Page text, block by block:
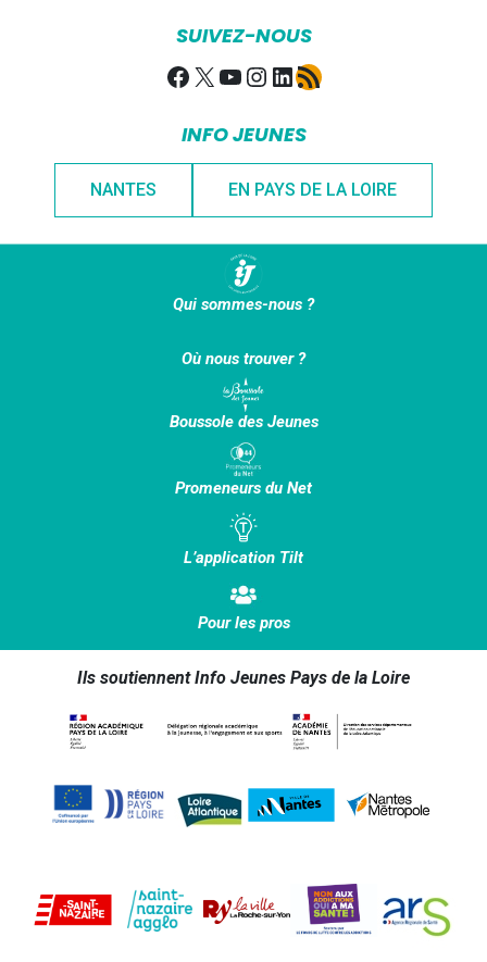
SUIVEZ-NOUS
Facebook
X YouTube
Instagram
LinkedIn
Flux RSS
INFO JEUNES
NANTES EN PAYS DE LA LOIRE
Qui sommes-nous ?
Où nous trouver ?
Boussole des Jeunes
Promeneurs du Net
L’application Tilt
Pour les pros
Ils soutiennent Info Jeunes Pays de la Loire